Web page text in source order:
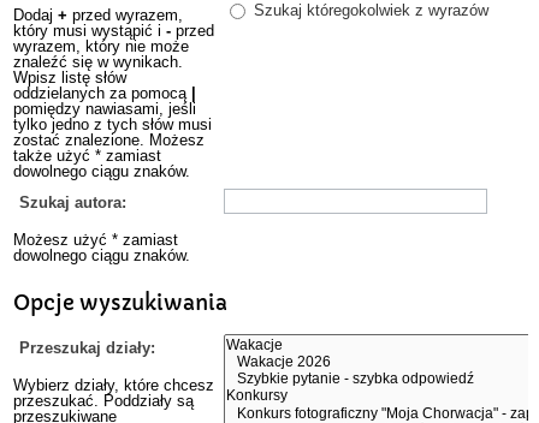
Dodaj + przed wyrazem,
który musi wystąpić i - przed
wyrazem, który nie może
znaleźć się w wynikach.
Wpisz listę słów
oddzielanych za pomocą
pomiędzy nawiasami, jeśli
tylko jedno z tych słów musi
zostać znalezione. Możesz
także użyć * zamiast
dowolnego ciągu znaków.
Szukaj któregokolwiek z wyrazów
Szukaj autora:
Możesz użyć * zamiast
dowolnego ciągu znaków.
Opcje wyszukiwania
Przeszukaj działy:
Wybierz działy, które chcesz
przeszukać. Poddziały są
przeszukiwane